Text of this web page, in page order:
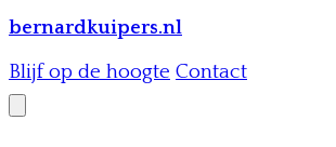
bernardkuipers.nl
Blijf op de hoogte Contact